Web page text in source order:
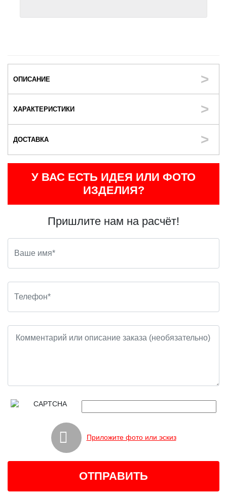
ОПИСАНИЕ
ХАРАКТЕРИСТИКИ
ДОСТАВКА
У ВАС ЕСТЬ ИДЕЯ ИЛИ ФОТО
ИЗДЕЛИЯ?
Пришлите нам на расчёт!
Приложите фото или эскиз